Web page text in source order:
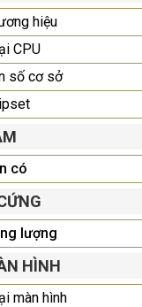
hiệu
CPU
số cơ sở
có
lượng
HÌNH
màn hình